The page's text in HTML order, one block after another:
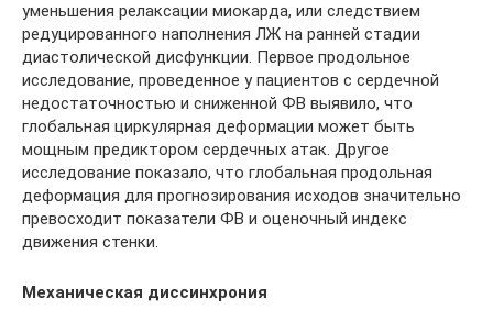
уменьшения релаксации миокарда, или следствием
редуцированного наполнения ЛЖ на ранней стадии
диастолической дисфункции. Первое продольное
исследование, проведенное у пациентов с сердечной
недостаточностью и сниженной ФВ выявило, что
глобальная циркулярная деформации может быть
мощным предиктором сердечных атак. Другое
исследование показало, что глобальная продольная
деформация для прогнозирования исходов значительно
превосходит показатели ФВ и оценочный индекс
движения стенки.
Механическая диссинхрония